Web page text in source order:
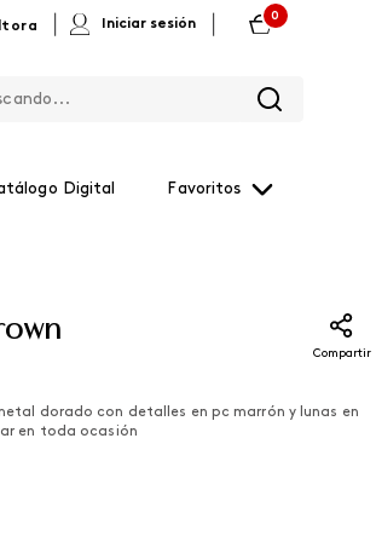
Iniciar sesión
0
Digital Favoritos
Compartir
dorado con detalles en pc marrón y lunas en
en toda ocasión